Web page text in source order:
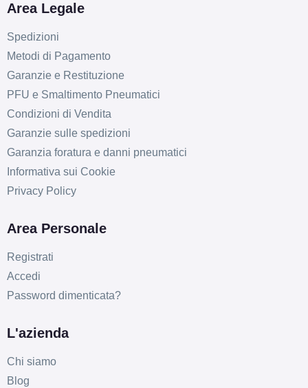
Area Legale
Spedizioni
Metodi di Pagamento
Garanzie e Restituzione
PFU e Smaltimento Pneumatici
Condizioni di Vendita
Garanzie sulle spedizioni
Garanzia foratura e danni pneumatici
Informativa sui Cookie
Privacy Policy
Area Personale
Registrati
Accedi
Password dimenticata?
L'azienda
Chi siamo
Blog